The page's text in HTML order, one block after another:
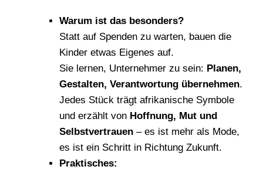
Warum ist das besonders?
Statt auf Spenden zu warten, bauen die
Kinder etwas Eigenes auf.
Sie lernen, Unternehmer zu sein: Planen,
Gestalten, Verantwortung übernehmen.
Jedes Stück trägt afrikanische Symbole
und erzählt von Hoffnung, Mut und
Selbstvertrauen – es ist mehr als Mode,
es ist ein Schritt in Richtung Zukunft.
Praktisches: